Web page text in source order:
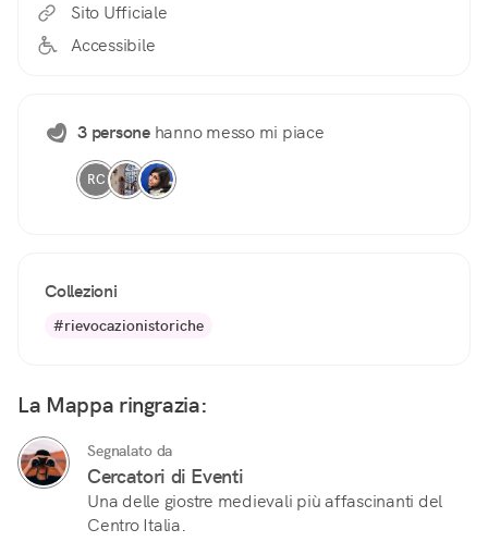
Sito Ufficiale
Accessibile
3 personehanno messo mi piace
RC
Collezioni
#rievocazionistoriche
La Mappa ringrazia:
Segnalato da
Cercatori di Eventi
Una delle giostre medievali più affascinanti del
Centro Italia.